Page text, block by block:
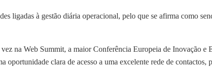
ligadas à gestão diária operacional, pelo que se afirma como
na Web Summit, a maior Conferência Europeia de Inovação
oportunidade clara de acesso a uma excelente rede de